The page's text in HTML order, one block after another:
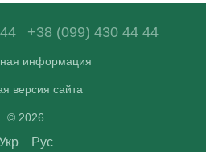
+38 (099) 430 44 44
информация
версия сайта
© 2026
Рус